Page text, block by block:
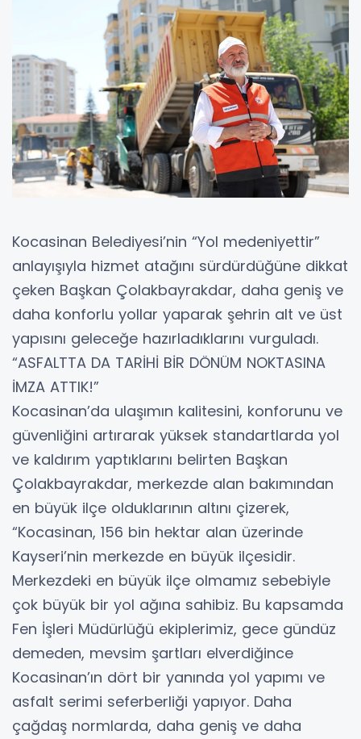
Kocasinan Belediyesi’nin “Yol medeniyettir”
anlayışıyla hizmet atağını sürdürdüğüne dikkat
çeken Başkan Çolakbayrakdar, daha geniş ve
daha konforlu yollar yaparak şehrin alt ve üst
yapısını geleceğe hazırladıklarını vurguladı.
“ASFALTTA DA TARİHİ BİR DÖNÜM NOKTASINA
İMZA ATTIK!”
Kocasinan’da ulaşımın kalitesini, konforunu ve
güvenliğini artırarak yüksek standartlarda yol
ve kaldırım yaptıklarını belirten Başkan
Çolakbayrakdar, merkezde alan bakımından
en büyük ilçe olduklarının altını çizerek,
“Kocasinan, 156 bin hektar alan üzerinde
Kayseri’nin merkezde en büyük ilçesidir.
Merkezdeki en büyük ilçe olmamız sebebiyle
çok büyük bir yol ağına sahibiz. Bu kapsamda
Fen İşleri Müdürlüğü ekiplerimiz, gece gündüz
demeden, mevsim şartları elverdiğince
Kocasinan’ın dört bir yanında yol yapımı ve
asfalt serimi seferberliği yapıyor. Daha
çağdaş normlarda, daha geniş ve daha